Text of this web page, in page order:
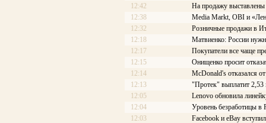
12:42
На продажу
12:38
Media Markt, OBI и
12:32
Розничные продажи в
12:18
Матвиенко: России
12:17
Покупатели все чаще
12:15
Онищенко просит
12:14
McDonald's отказался
12:13
"Протек" выплатит
12:05
Lenovo обновила
12:04
Уровень безработицы в
12:03
Facebook и eBay